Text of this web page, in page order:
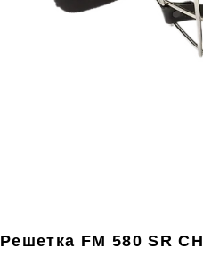
Решетка FM 580 SR CH